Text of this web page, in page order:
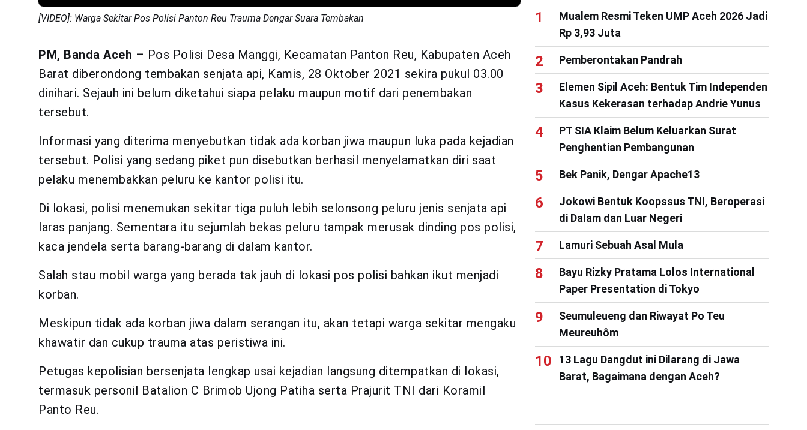
[VIDEO]: Warga Sekitar Pos Polisi Panton Reu Trauma Dengar Suara Tembakan
PM, Banda Aceh – Pos Polisi Desa Manggi, Kecamatan Panton Reu, Kabupaten Aceh
Barat diberondong tembakan senjata api, Kamis, 28 Oktober 2021 sekira pukul 03.00
dinihari. Sejauh ini belum diketahui siapa pelaku maupun motif dari penembakan
tersebut.
Informasi yang diterima menyebutkan tidak ada korban jiwa maupun luka pada kejadian
tersebut. Polisi yang sedang piket pun disebutkan berhasil menyelamatkan diri saat
pelaku menembakkan peluru ke kantor polisi itu.
Di lokasi, polisi menemukan sekitar tiga puluh lebih selonsong peluru jenis senjata api
laras panjang. Sementara itu sejumlah bekas peluru tampak merusak dinding pos polisi,
kaca jendela serta barang-barang di dalam kantor.
Salah stau mobil warga yang berada tak jauh di lokasi pos polisi bahkan ikut menjadi
korban.
Meskipun tidak ada korban jiwa dalam serangan itu, akan tetapi warga sekitar mengaku
khawatir dan cukup trauma atas peristiwa ini.
Petugas kepolisian bersenjata lengkap usai kejadian langsung ditempatkan di lokasi,
termasuk personil Batalion C Brimob Ujong Patiha serta Prajurit TNI dari Koramil
Panto Reu.
Mualem Resmi Teken UMP Aceh 2026 Jadi
Rp 3,93 Juta
Pemberontakan Pandrah
Elemen Sipil Aceh: Bentuk Tim Independen
Kasus Kekerasan terhadap Andrie Yunus
PT SIA Klaim Belum Keluarkan Surat
Penghentian Pembangunan
Bek Panik, Dengar Apache13
Jokowi Bentuk Koopssus TNI, Beroperasi
di Dalam dan Luar Negeri
Lamuri Sebuah Asal Mula
Bayu Rizky Pratama Lolos International
Paper Presentation di Tokyo
Seumuleueng dan Riwayat Po Teu
Meureuhôm
13 Lagu Dangdut ini Dilarang di Jawa
Barat, Bagaimana dengan Aceh?